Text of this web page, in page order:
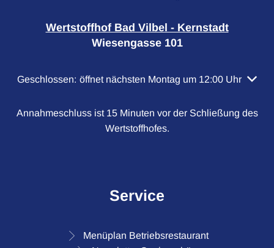
Wertstoffhof Bad Vilbel - Kernstadt
Wiesengasse 101
Klicken, um weitere Öffnungs- oder Schließzeiten
Geschlossen: öffnet nächsten Montag um 12:00 Uhr
Annahmeschluss ist 15 Minuten vor der Schließung des
Wertstoffhofes.
Service
Menüplan Betriebsrestaurant